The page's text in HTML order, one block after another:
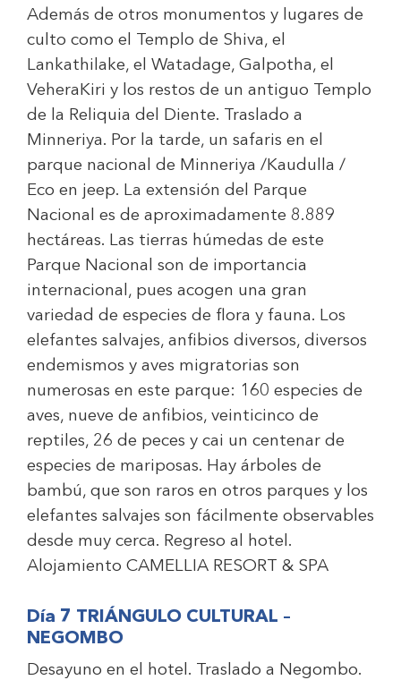
Además de otros monumentos y lugares de
culto como el Templo de Shiva, el
Lankathilake, el Watadage, Galpotha, el
VeheraKiri y los restos de un antiguo Templo
de la Reliquia del Diente. Traslado a
Minneriya. Por la tarde, un safaris en el
parque nacional de Minneriya /Kaudulla /
Eco en jeep. La extensión del Parque
Nacional es de aproximadamente 8.889
hectáreas. Las tierras húmedas de este
Parque Nacional son de importancia
internacional, pues acogen una gran
variedad de especies de flora y fauna. Los
elefantes salvajes, anfibios diversos, diversos
endemismos y aves migratorias son
numerosas en este parque: 160 especies de
aves, nueve de anfibios, veinticinco de
reptiles, 26 de peces y cai un centenar de
especies de mariposas. Hay árboles de
bambú, que son raros en otros parques y los
elefantes salvajes son fácilmente observables
desde muy cerca. Regreso al hotel.
Alojamiento CAMELLIA RESORT & SPA
Día 7 TRIÁNGULO CULTURAL –
NEGOMBO
Desayuno en el hotel. Traslado a Negombo.